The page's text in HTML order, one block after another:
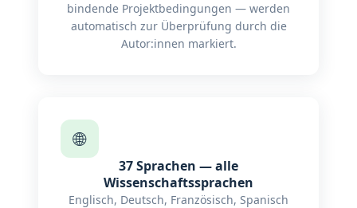
bindende Projektbedingungen — werden
automatisch zur Überprüfung durch die
Autor:innen markiert.
🌐
37 Sprachen — alle
Wissenschaftssprachen
Englisch, Deutsch, Französisch, Spanisch